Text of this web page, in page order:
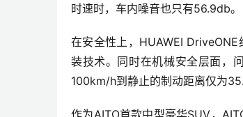
时速时，车内噪音也只有56.9db。
在安全性上，HUAWEI
装技术。同时在机械安全层面，
100km/h到静止的制动距离仅为
作为AITO首款中型豪华SUV，